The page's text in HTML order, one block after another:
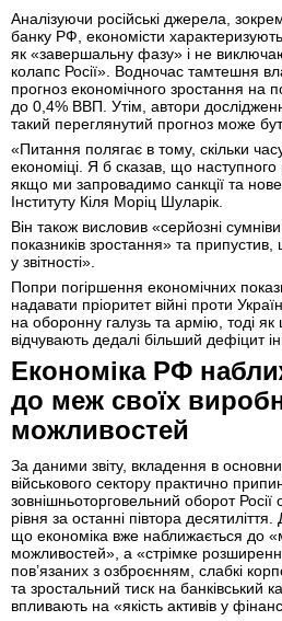
Аналізуючи російські джерела,
банку РФ, економісти
як «завершальну фазу» і не
колапс Росії». Водночас тамтешня
прогноз економічного зростання на
до 0,4% ВВП. Утім, автори
такий переглянутий прогноз може
«Питання полягає в тому, скільки
економіці. Я б сказав, що наступного
якщо ми запровадимо санкції та
Інституту Кіля Моріц Шуларік.
Він також висловив «серйозні
показників зростання» та
у звітності».
Попри погіршення економічних
надавати пріоритет війні проти
на оборонну галузь та армію, тоді як
відчувають дедалі більший дефіцит
Економіка РФ
до меж своїх
можливостей
За даними звіту, вкладення в
військового сектору практично
зовнішньоторговельний оборот
рівня за останні півтора
що економіка вже наближається до
можливостей», а «стрімке
пов’язаних з озброєнням, слабкі
та зростальний тиск на банківський
впливають на «якість активів у